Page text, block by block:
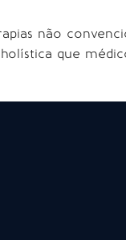
não
que